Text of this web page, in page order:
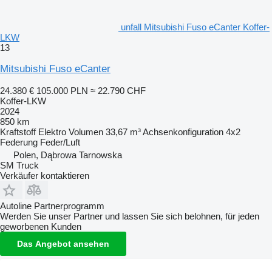
unfall Mitsubishi Fuso eCanter Koffer-
LKW
13
Mitsubishi Fuso eCanter
24.380 € 105.000 PLN ≈ 22.790 CHF
Koffer-LKW
2024
850 km
Kraftstoff Elektro Volumen 33,67 m³Achsenkonfiguration 4x2
Federung Feder/Luft
Polen, Dąbrowa Tarnowska
SM Truck
Verkäufer kontaktieren
Autoline Partnerprogramm
Werden Sie unser Partner und lassen Sie sich belohnen, für jeden
geworbenen Kunden
Das Angebot ansehen